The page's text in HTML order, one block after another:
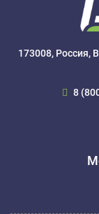
173008, Россия,
8